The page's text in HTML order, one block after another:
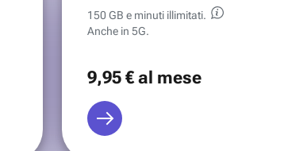
150 GB e minuti illimitati.
Anche in 5G.
9,95 €al mese